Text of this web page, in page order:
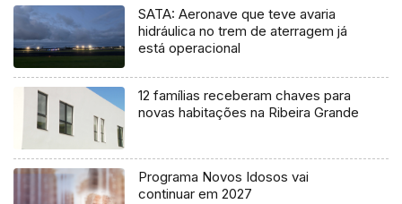
SATA: Aeronave que teve avaria
hidráulica no trem de aterragem já
está operacional
12 famílias receberam chaves para
novas habitações na Ribeira Grande
Programa Novos Idosos vai
continuar em 2027